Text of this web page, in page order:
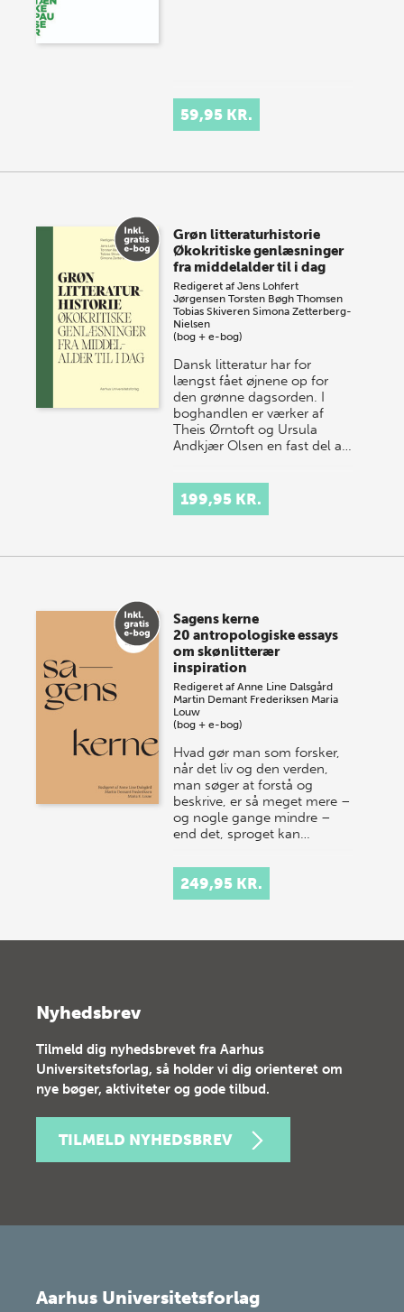
59,95 KR.
Grøn litteraturhistorie
Økokritiske genlæsninger
fra middelalder til i dag
Redigeret afJens Lohfert
Jørgensen Torsten Bøgh Thomsen
Tobias Skiveren Simona Zetterberg-
Nielsen
(bog + e-bog)
Dansk litteratur har for
længst fået øjnene op for
den grønne dagsorden. I
boghandlen er værker af
Theis Ørntoft og Ursula
Andkjær Olsen en fast del a…
199,95 KR.
Sagens kerne
20 antropologiske essays
om skønlitterær
inspiration
Redigeret afAnne Line Dalsgård
Martin Demant Frederiksen Maria
Louw
(bog + e-bog)
Hvad gør man som forsker,
når det liv og den verden,
man søger at forstå og
beskrive, er så meget mere –
og nogle gange mindre –
end det, sproget kan…
249,95 KR.
Nyhedsbrev
Tilmeld dig nyhedsbrevet fra Aarhus
Universitetsforlag, så holder vi dig orienteret om
nye bøger, aktiviteter og gode tilbud.
TILMELD NYHEDSBREV
Aarhus Universitetsforlag